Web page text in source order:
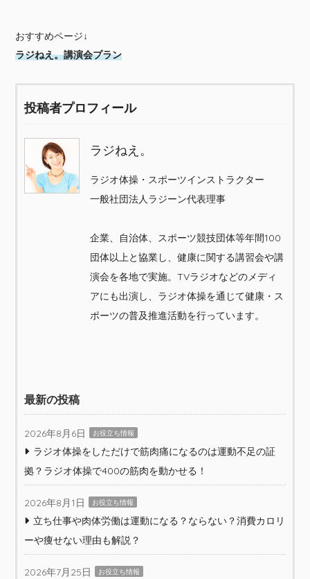
おすすめページ↓
ラジねえ。講演会プラン
投稿者プロフィール
ラジねえ。
ラジオ体操・スポーツインストラクター
一般社団法人ラジーン代表理事
企業、自治体、スポーツ競技団体等年間100
団体以上と協業し、健康に関する講習会や講
演会を各地で実施。TVラジオなどのメディ
アにも出演し、ラジオ体操を通じて健康・ス
ポーツの普及推進活動を行っています。
最新の投稿
2026年8月6日 お役立ち情報
ラジオ体操をしただけで筋肉痛になるのは運動不足の証
拠？ラジオ体操で400の筋肉を動かせる！
2026年8月1日 お役立ち情報
立ち仕事や肉体労働は運動になる？ならない？消費カロリ
ーや痩せない理由も解説？
2026年7月25日 お役立ち情報